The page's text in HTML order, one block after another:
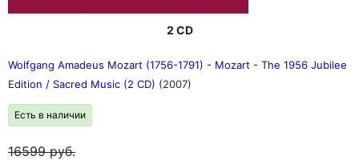
2 CD
Wolfgang Amadeus Mozart (1756-1791) - Mozart - The 1956 Jubilee
Edition / Sacred Music (2 CD) (2007)
Есть в наличии
16599руб.